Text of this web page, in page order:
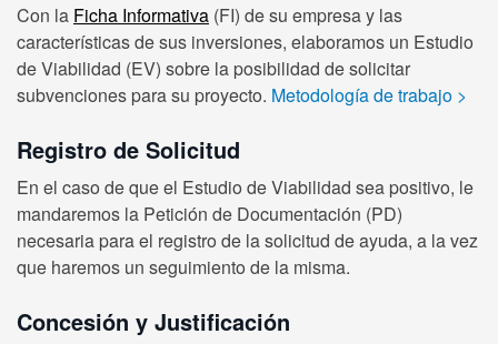
Con la Ficha Informativa (FI) de su empresa y las
características de sus inversiones, elaboramos un Estudio
de Viabilidad (EV) sobre la posibilidad de solicitar
subvenciones para su proyecto. Metodología de trabajo >
Registro de Solicitud
En el caso de que el Estudio de Viabilidad sea positivo, le
mandaremos la Petición de Documentación (PD)
necesaria para el registro de la solicitud de ayuda, a la vez
que haremos un seguimiento de la misma.
Concesión y Justificación